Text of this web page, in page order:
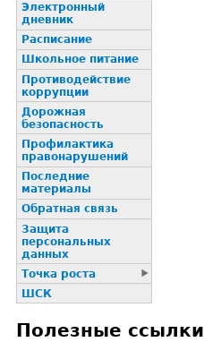
Электронный
дневник
Расписание
Школьное питание
Пpотиводействие
коppупции
Дорожная
безопасность
Профилактика
пpaвонаpушений
Последние
материалы
Обратная связь
Защита
персональных
данных
Точка роста
ШСК
Полезные ссылки